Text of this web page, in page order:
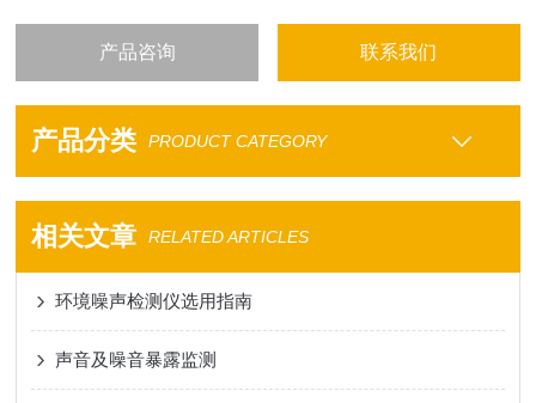
产品咨询 联系我们
产品分类 PRODUCT CATEGORY
相关文章 RELATED ARTICLES
环境噪声检测仪选用指南
声音及噪音暴露监测